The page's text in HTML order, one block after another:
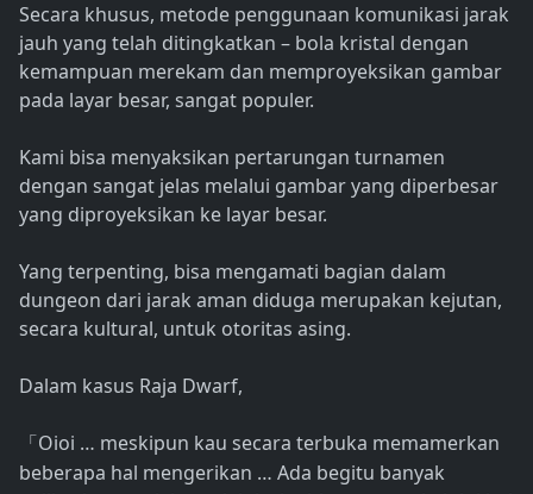
Secara khusus, metode penggunaan komunikasi jarak
jauh yang telah ditingkatkan – bola kristal dengan
kemampuan merekam dan memproyeksikan gambar
pada layar besar, sangat populer.
Kami bisa menyaksikan pertarungan turnamen
dengan sangat jelas melalui gambar yang diperbesar
yang diproyeksikan ke layar besar.
Yang terpenting, bisa mengamati bagian dalam
dungeon dari jarak aman diduga merupakan kejutan,
secara kultural, untuk otoritas asing.
Dalam kasus Raja Dwarf,
「 Oioi … meskipun kau secara terbuka memamerkan
beberapa hal mengerikan … Ada begitu banyak